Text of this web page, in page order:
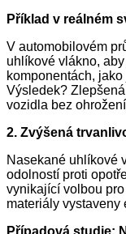
Příklad v reálném
V automobilovém
uhlíkové vlákno,
komponentách,
Výsledek?
vozidla bez
2. Zvýšená
Nasekané uhlíkové
odolností proti
vynikající volbou
materiály vystaveny